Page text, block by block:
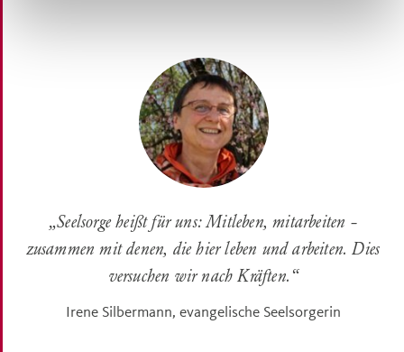
„Seelsorge heißt für uns: Mitleben, mitarbeiten –
zusammen mit denen, die hier leben und arbeiten. Dies
versuchen wir nach Kräften. “
Irene Silbermann, evangelische Seelsorgerin